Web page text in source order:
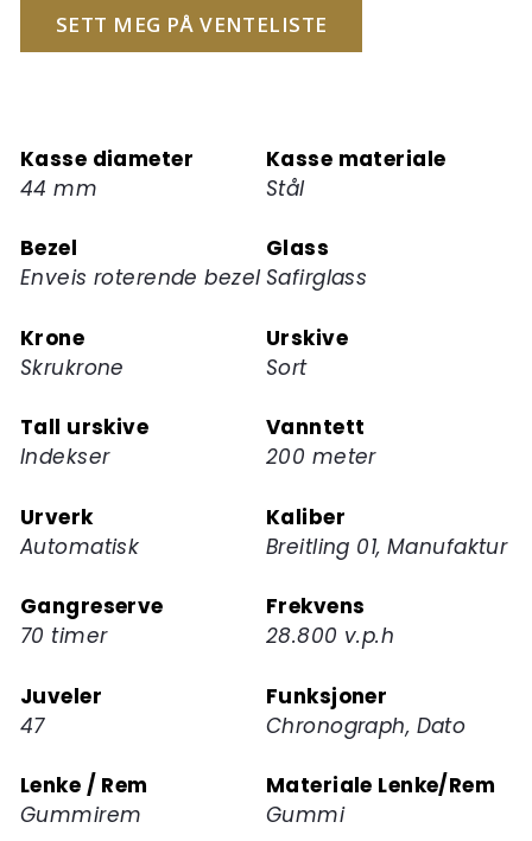
ventelisten
for
produktet
SETT MEG PÅ VENTELISTE
Kasse diameter
44 mm
Kasse materiale
Stål
Bezel
Enveis roterende bezel
Glass
Safirglass
Krone
Skrukrone
Urskive
Sort
Tall urskive
Indekser
Vanntett
200 meter
Urverk
Automatisk
Kaliber
Breitling 01, Manufaktur
Gangreserve
70 timer
Frekvens
28.800 v.p.h
Juveler
47
Funksjoner
Chronograph, Dato
Lenke / Rem
Gummirem
Materiale Lenke/Rem
Gummi